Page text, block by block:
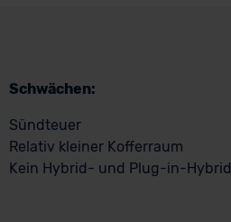
Schwächen:
Sündteuer
Relativ kleiner Kofferraum
Kein Hybrid- und Plug-in-Hybrid